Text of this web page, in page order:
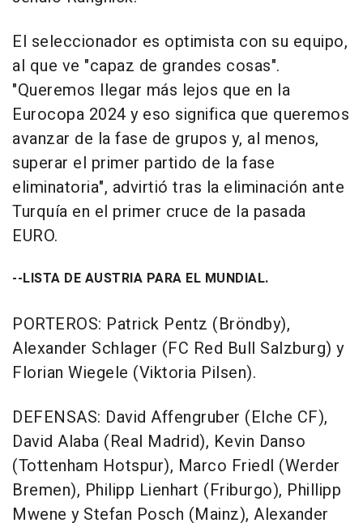
El seleccionador es optimista con su equipo,
al que ve "capaz de grandes cosas".
"Queremos llegar más lejos que en la
Eurocopa 2024 y eso significa que queremos
avanzar de la fase de grupos y, al menos,
superar el primer partido de la fase
eliminatoria", advirtió tras la eliminación ante
Turquía en el primer cruce de la pasada
EURO.
--LISTA DE AUSTRIA PARA EL MUNDIAL.
PORTEROS: Patrick Pentz (Bröndby),
Alexander Schlager (FC Red Bull Salzburg) y
Florian Wiegele (Viktoria Pilsen).
DEFENSAS: David Affengruber (Elche CF),
David Alaba (Real Madrid), Kevin Danso
(Tottenham Hotspur), Marco Friedl (Werder
Bremen), Philipp Lienhart (Friburgo), Phillipp
Mwene y Stefan Posch (Mainz), Alexander